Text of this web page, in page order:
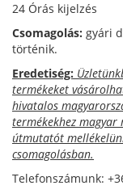
24 Órás kijelzés
Csomagolás: gyári
történik.
Eredetiség:
termékeket
hivatalos
termékekhez
útmutatót
csomagolásban.
Telefonszámunk: